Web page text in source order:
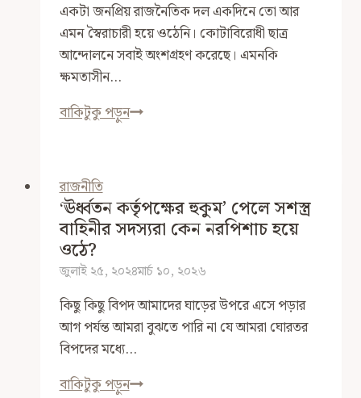
একটা জনপ্রিয় রাজনৈতিক দল একদিনে তো আর
এমন স্বৈরাচারী হয়ে ওঠেনি। কোটাবিরোধী ছাত্র
আন্দোলনে সবাই অংশগ্রহণ করেছে। এমনকি
ক্ষমতাসীন…
বাকিটুকু পড়ুনকে
দায়
কতটুকু?
রাজনীতি
‘ঊর্ধ্বতন কর্তৃপক্ষের হুকুম’ পেলে সশস্ত্র
বাহিনীর সদস্যরা কেন নরপিশাচ হয়ে
ওঠে?
জুলাই ২৫, ২০২৪মার্চ ১০, ২০২৬
কিছু কিছু বিপদ আমাদের ঘাড়ের উপরে এসে পড়ার
আগ পর্যন্ত আমরা বুঝতে পারি না যে আমরা ঘোরতর
বিপদের মধ্যে…
বাকিটুকু পড়ুন‘ঊর্ধ্বতন